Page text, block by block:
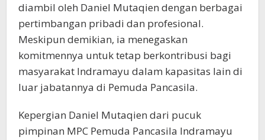
diambil oleh Daniel Mutaqien dengan berbagai
pertimbangan pribadi dan profesional.
Meskipun demikian, ia menegaskan
komitmennya untuk tetap berkontribusi bagi
masyarakat Indramayu dalam kapasitas lain di
luar jabatannya di Pemuda Pancasila.
Kepergian Daniel Mutaqien dari pucuk
pimpinan MPC Pemuda Pancasila Indramayu